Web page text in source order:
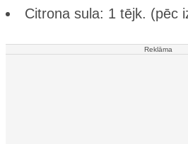
Citrona sula: 1 tējk. (pēc
Reklāma